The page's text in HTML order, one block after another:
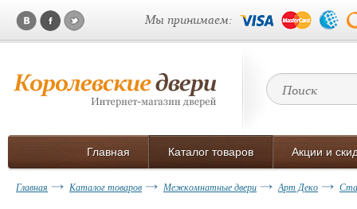
Мы принимаем:
Главная Каталог товаров Акции и
Главная Каталог товаров Межкомнатные двери Арт Деко